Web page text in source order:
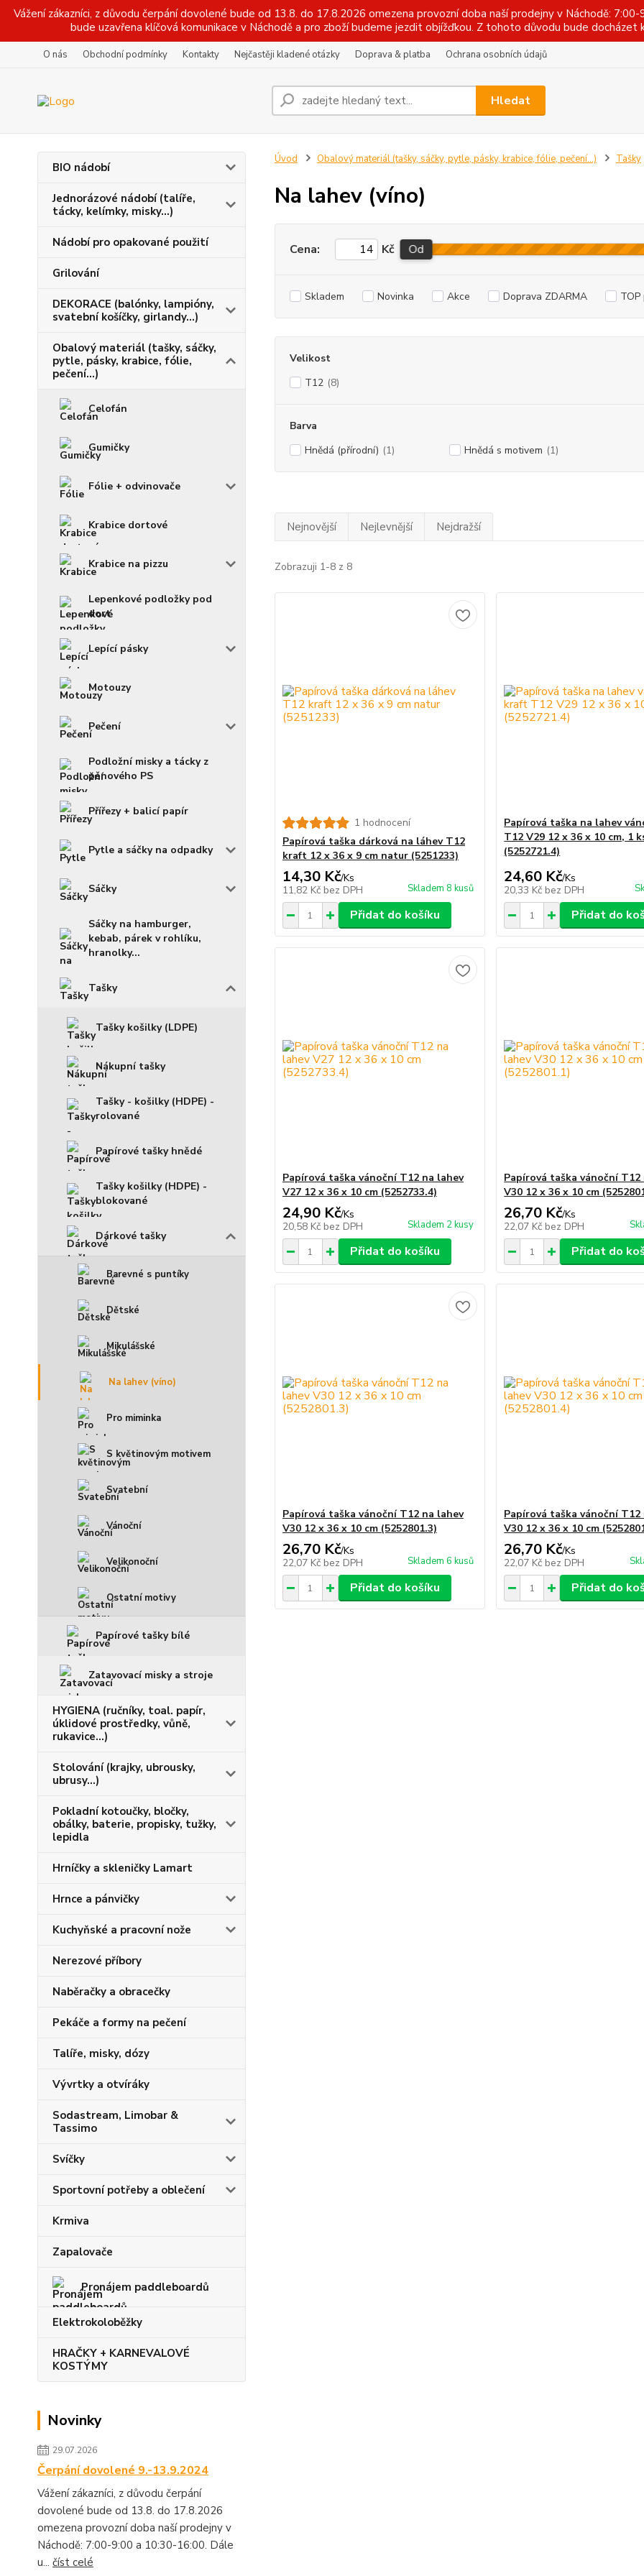
Vážení zákazníci, z důvodu čerpání dovolené bude od 13.8. do 17.8.2026 omezena provozní doba naší prodejny v Náchodě:
bude uzavřena klíčová komunikace v Náchodě a pro zboží budeme jezdit objížďkou. Z tohoto důvodu bude docházet
O nás Obchodní podmínky Kontakty Nejčastěji kladené otázky Doprava & platba Ochrana osobních údajů
Hledat
BIO nádobí
Jednorázové nádobí (talíře,
tácky, kelímky, misky...)
Nádobí pro opakované použití
Grilování
DEKORACE (balónky, lampióny,
svatební košíčky, girlandy...)
Obalový materiál (tašky, sáčky,
pytle, pásky, krabice, fólie,
pečení...)
Celofán
Gumičky
Fólie + odvinovače
Krabice dortové
Krabice na pizzu
Lepenkové podložky pod
dort
Lepící pásky
Motouzy
Pečení
Podložní misky a tácky z
pěnového PS
Přířezy + balicí papír
Pytle a sáčky na odpadky
Sáčky
Sáčky na hamburger,
kebab, párek v rohlíku,
hranolky...
Tašky
Tašky košilky (LDPE)
Nákupní tašky
Tašky - košilky (HDPE) -
rolované
Papírové tašky hnědé
Tašky košilky (HDPE) -
blokované
Dárkové tašky
Barevné s puntíky
Dětské
Mikulášské
Na lahev (víno)
Pro miminka
S květinovým motivem
Svatební
Vánoční
Velikonoční
Ostatní motivy
Papírové tašky bílé
Zatavovací misky a stroje
HYGIENA (ručníky, toal. papír,
úklidové prostředky, vůně,
rukavice...)
Stolování (krajky, ubrousky,
ubrusy...)
Pokladní kotoučky, bločky,
obálky, baterie, propisky, tužky,
lepidla
Hrníčky a skleničky Lamart
Hrnce a pánvičky
Kuchyňské a pracovní nože
Nerezové příbory
Naběračky a obracečky
Pekáče a formy na pečení
Talíře, misky, dózy
Vývrtky a otvíráky
Sodastream, Limobar &
Tassimo
Svíčky
Sportovní potřeby a oblečení
Krmiva
Zapalovače
Pronájem paddleboardů
Elektrokoloběžky
HRAČKY + KARNEVALOVÉ
KOSTÝMY
Novinky
29.07.2026
Čerpání dovolené 9.-13.9.2024
Vážení zákazníci, z důvodu čerpání
dovolené bude od 13.8. do 17.8.2026
omezena provozní doba naší prodejny v
Náchodě: 7:00-9:00 a 10:30-16:00. Dále
u... číst celé
Úvod Obalový materiál (tašky, sáčky, pytle, pásky, krabice, fólie, pečení...) Tašky
Na lahev (víno)
Cena: Kč Od
Skladem Novinka Akce Doprava ZDARMA
Velikost
T12 (8)
Barva
Hnědá (přírodní) (1) Hnědá s motivem (1)
Nejnovější Nejlevnější Nejdražší
Zobrazuji 1-8 z 8
1 hodnocení
Papírová taška dárková na láhev T12
kraft 12 x 36 x 9 cm natur (5251233)
14,30 Kč/Ks
11,82 Kč bez DPH Skladem 8 kusů
Přidat do košíku
Papírová taška na lahev
T12 V29 12 x 36 x 10 cm, 1
(5252721.4)
24,60 Kč/Ks
20,33 Kč bez DPH
Přidat do
Papírová taška vánoční T12 na lahev
V27 12 x 36 x 10 cm (5252733.4)
24,90 Kč/Ks
20,58 Kč bez DPH Skladem 2 kusy
Přidat do košíku
Papírová taška vánoční T12
V30 12 x 36 x 10 cm
26,70 Kč/Ks
22,07 Kč bez DPH
Přidat do
Papírová taška vánoční T12 na lahev
V30 12 x 36 x 10 cm (5252801.3)
26,70 Kč/Ks
22,07 Kč bez DPH Skladem 6 kusů
Přidat do košíku
Papírová taška vánoční T12
V30 12 x 36 x 10 cm
26,70 Kč/Ks
22,07 Kč bez DPH
Přidat do